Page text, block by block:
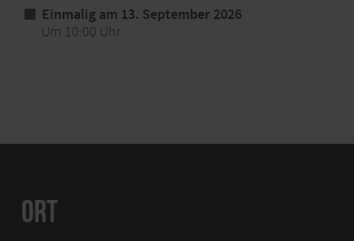
Einmalig am 13. September 2026
Um 10:00 Uhr
ORT